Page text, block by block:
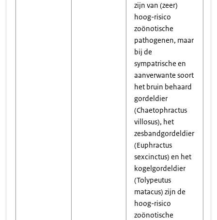
zijn van (zeer)
hoog-risico
zoönotische
pathogenen, maar
bij de
sympatrische en
aanverwante soort
het bruin behaard
gordeldier
(Chaetophractus
villosus), het
zesbandgordeldier
(Euphractus
sexcinctus) en het
kogelgordeldier
(Tolypeutus
matacus) zijn de
hoog-risico
zoönotische